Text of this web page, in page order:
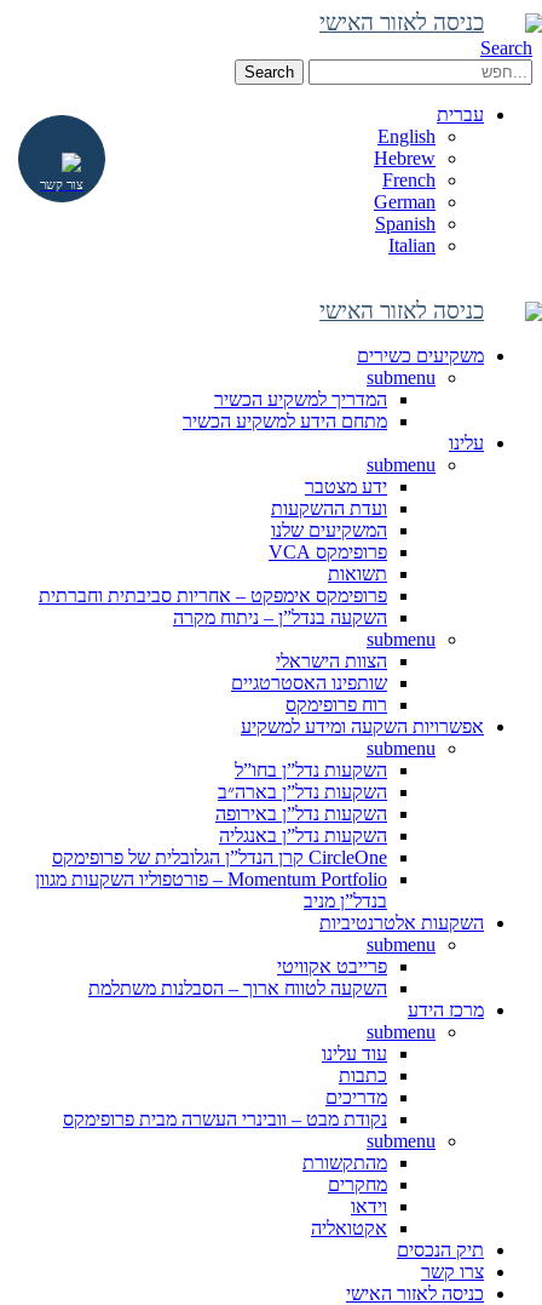
כניסה לאזור האישי
Search
Search
עברית
English
Hebrew
French
German
Spanish
Italian
כניסה לאזור האישי
משקיעים כשירים
submenu
המדריך למשקיע הכשיר
מתחם הידע למשקיע הכשיר
עלינו
submenu
ידע מצטבר
ועדת ההשקעות
המשקיעים שלנו
פרופימקס VCA
תשואות
פרופימקס אימפקט – אחריות סביבתית וחברתית
השקעה בנדל”ן – ניתוח מקרה
submenu
הצוות הישראלי
שותפינו האסטרטגיים
רוח פרופימקס
אפשרויות השקעה ומידע למשקיע
submenu
השקעות נדל”ן בחו”ל
השקעות נדל”ן בארה״ב
השקעות נדל”ן באירופה
השקעות נדל”ן באנגליה
CircleOne קרן הנדל”ן הגלובלית של פרופימקס
Momentum Portfolio – פורטפוליו השקעות מגוון
בנדל”ן מניב
השקעות אלטרנטיביות
submenu
פרייבט אקוויטי
השקעה לטווח ארוך – הסבלנות משתלמת
מרכז הידע
submenu
עוד עלינו
כתבות
מדריכים
נקודת מבט – וובינרי העשרה מבית פרופימקס
submenu
מהתקשורת
מחקרים
וידאו
אקטואליה
תיק הנכסים
צרו קשר
כניסה לאזור האישי
צור קשר